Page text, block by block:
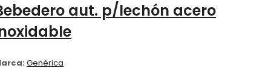
aut. p/lechón acero
Genérica